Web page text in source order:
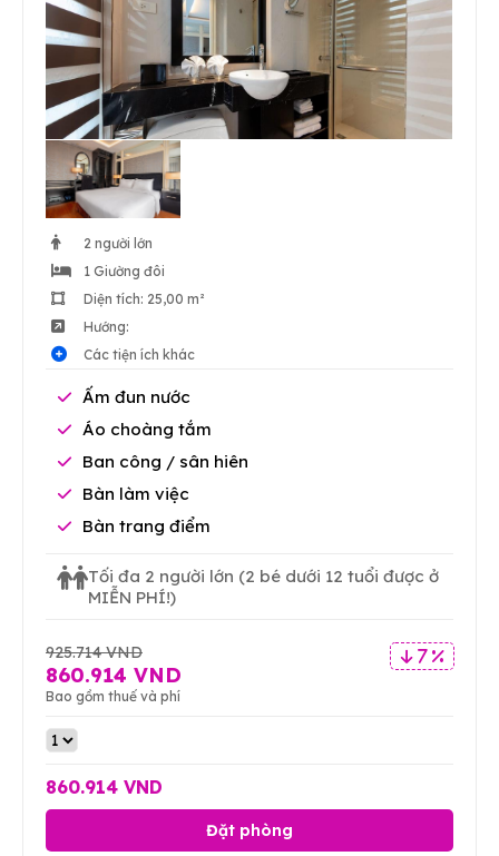
2 người lớn
1 Giường đôi
Diện tích: 25,00 m²
Hướng:
Các tiện ích khác
Ấm đun nước
Áo choàng tắm
Ban công / sân hiên
Bàn làm việc
Bàn trang điểm
Tối đa 2 người lớn (2 bé dưới 12 tuổi được ở
MIỄN PHÍ!)
7 %
925.714 VND
860.914 VND
Bao gồm thuế và phí
860.914 VND
Đặt phòng